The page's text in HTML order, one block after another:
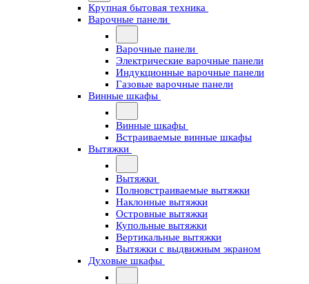
Крупная бытовая техника
Варочные панели
Варочные панели
Электрические варочные панели
Индукционные варочные панели
Газовые варочные панели
Винные шкафы
Винные шкафы
Встраиваемые винные шкафы
Вытяжки
Вытяжки
Полновстраиваемые вытяжки
Наклонные вытяжки
Островные вытяжки
Купольные вытяжки
Вертикальные вытяжки
Вытяжки с выдвижным экраном
Духовые шкафы